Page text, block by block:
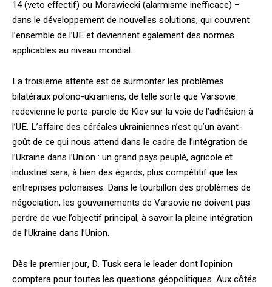
14 (veto effectif) ou Morawiecki (alarmisme inefficace) –
dans le développement de nouvelles solutions, qui couvrent
l’ensemble de l’UE et deviennent également des normes
applicables au niveau mondial.
La troisième attente est de surmonter les problèmes
bilatéraux polono-ukrainiens, de telle sorte que Varsovie
redevienne le porte-parole de Kiev sur la voie de l’adhésion à
l’UE. L’affaire des céréales ukrainiennes n’est qu’un avant-
goût de ce qui nous attend dans le cadre de l’intégration de
l’Ukraine dans l’Union : un grand pays peuplé, agricole et
industriel sera, à bien des égards, plus compétitif que les
entreprises polonaises. Dans le tourbillon des problèmes de
négociation, les gouvernements de Varsovie ne doivent pas
perdre de vue l’objectif principal, à savoir la pleine intégration
de l’Ukraine dans l’Union.
Dès le premier jour, D. Tusk sera le leader dont l’opinion
comptera pour toutes les questions géopolitiques. Aux côtés